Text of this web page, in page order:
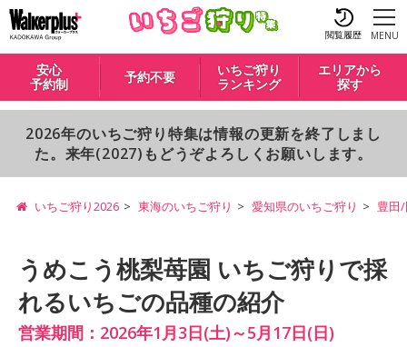
閲覧履歴 MENU
安心
予約制
予約不要
いちご狩り
ランキング
エリアから
探す
2026年のいちご狩り特集は情報の更新を終了しまし
た。来年(2027)もどうぞよろしくお願いします。
いちご狩り2026 東海のいちご狩り 愛知県のいちご狩り 豊田
うめこう桃梨苺園 いちご狩りで採
れるいちごの品種の紹介
営業期間：2026年1月3日(土)～5月17日(日)